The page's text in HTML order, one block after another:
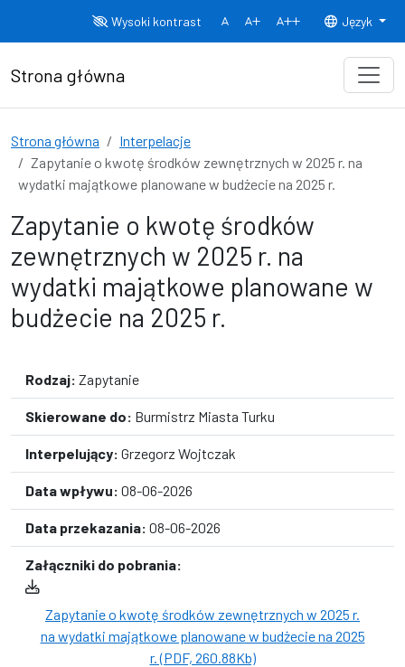
Wysoki kontrast
Normalny rozmiar czcionki
Rozmiar czcionki 150% Rozmiar
Język
Strona główna
Strona główna
Interpelacje
Zapytanie o kwotę środków zewnętrznych w 2025 r. na
wydatki majątkowe planowane w budżecie na 2025 r.
Zapytanie o kwotę środków
zewnętrznych w 2025 r. na
wydatki majątkowe planowane w
budżecie na 2025 r.
Rodzaj: Zapytanie
Skierowane do: Burmistrz Miasta Turku
Interpelujący: Grzegorz Wojtczak
Data wpływu: 08-06-2026
Data przekazania: 08-06-2026
Załączniki do pobrania:
Zapytanie o kwotę środków zewnętrznych w 2025 r.
na wydatki majątkowe planowane w budżecie na 2025
r. (PDF, 260.88Kb)